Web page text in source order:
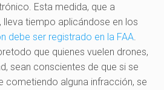
Esta medida, que a
lleva tiempo aplicándose en los
debe ser registrado en la FAA.
que quienes vuelen drones,
sean conscientes de que si se
cometiendo alguna infracción, se